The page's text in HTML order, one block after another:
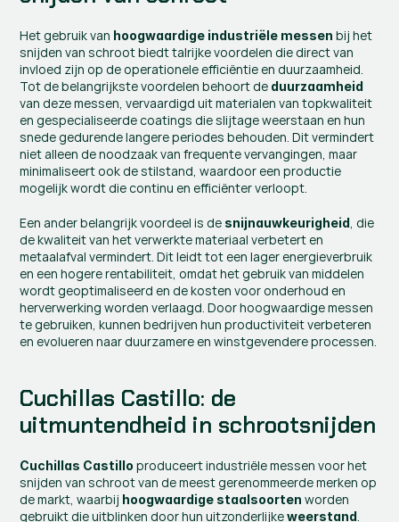
Het gebruik van hoogwaardige industriële messen bij het
snijden van schroot biedt talrijke voordelen die direct van
invloed zijn op de operationele efficiëntie en duurzaamheid.
Tot de belangrijkste voordelen behoort de duurzaamheid
van deze messen, vervaardigd uit materialen van topkwaliteit
en gespecialiseerde coatings die slijtage weerstaan en hun
snede gedurende langere periodes behouden. Dit vermindert
niet alleen de noodzaak van frequente vervangingen, maar
minimaliseert ook de stilstand, waardoor een productie
mogelijk wordt die continu en efficiënter verloopt.
Een ander belangrijk voordeel is de snijnauwkeurigheid, die
de kwaliteit van het verwerkte materiaal verbetert en
metaalafval vermindert. Dit leidt tot een lager energieverbruik
en een hogere rentabiliteit, omdat het gebruik van middelen
wordt geoptimaliseerd en de kosten voor onderhoud en
herverwerking worden verlaagd. Door hoogwaardige messen
te gebruiken, kunnen bedrijven hun productiviteit verbeteren
en evolueren naar duurzamere en winstgevendere processen.
Cuchillas Castillo: de
uitmuntendheid in schrootsnijden
Cuchillas Castillo produceert industriële messen voor het
snijden van schroot van de meest gerenommeerde merken op
de markt, waarbij hoogwaardige staalsoorten worden
gebruikt die uitblinken door hun uitzonderlijke weerstand.